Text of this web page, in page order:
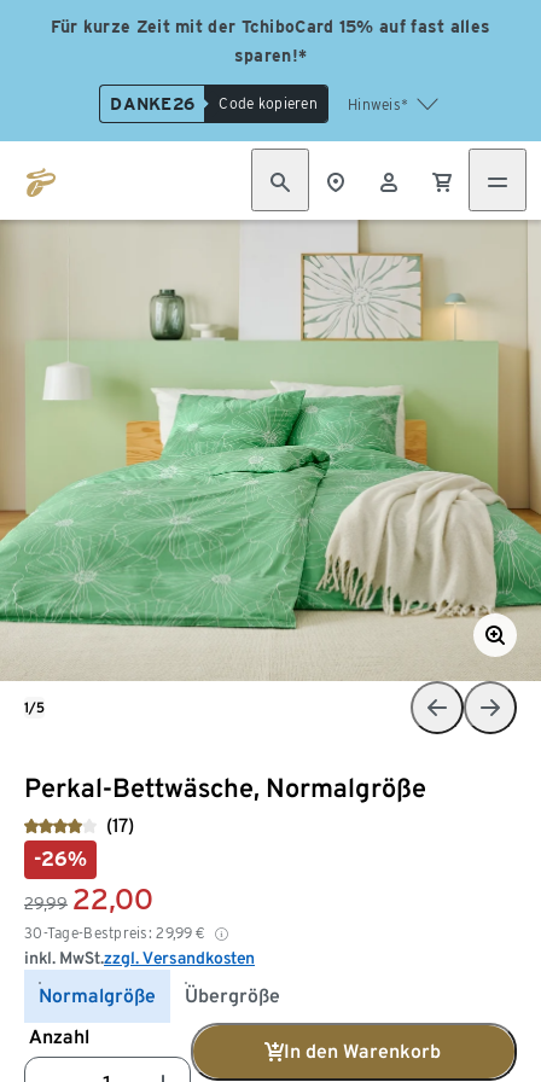
Für kurze Zeit mit der TchiboCard 15% auf fast alles
sparen!*
DANKE26 Code kopieren Hinweis*
Perkal-Bettwäsche, Normalgröße
(17)
-26%
29,99 22,00
30-Tage-Bestpreis: 29,99 €
inkl. MwSt.zzgl. Versandkosten
Normalgröße
Übergröße
Anzahl
In den Warenkorb
1/5